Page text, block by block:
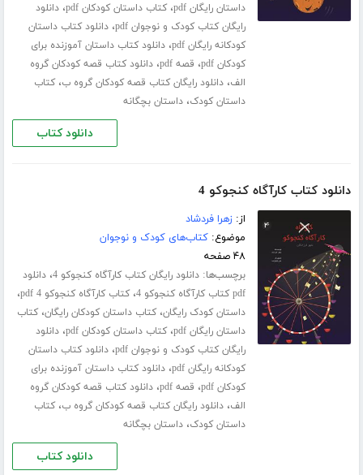
داستان رایگان pdf
،کتاب داستان کودکان pdf ،دانلود
رایگان کتاب کودک و نوجوان pdf
،دانلود کتاب داستان
کودکانه رایگان pdf
،دانلود کتاب داستان آموزنده برای
کودکان pdf
، قصه pdf ،دانلود کتاب قصه کودکان گروه
الف،دانلود رایگان کتاب قصه کودکان گروه ب،کتاب
داستان کودک،داستان بچگانه
دانلود کتاب
دانلود کتاب کارآگاه کنجوکو 4
از:زهرا فردشاد
موضوع:کتاب‌های کودک و نوجوان
۴۸ صفحه
برچسب‌ها:دانلود رایگان کتاب کارآگاه کنجوکو 4 ،دانلود
pdf کتاب کارآگاه کنجوکو 4
،کتاب کارآگاه کنجوکو 4 pdf ،
داستان کودک رایگان،کتاب داستان کودکان رایگان،کتاب
داستان رایگان pdf
،کتاب داستان کودکان pdf ،دانلود
رایگان کتاب کودک و نوجوان pdf
،دانلود کتاب داستان
کودکانه رایگان pdf
،دانلود کتاب داستان آموزنده برای
کودکان pdf
، قصه pdf ،دانلود کتاب قصه کودکان گروه
الف،دانلود رایگان کتاب قصه کودکان گروه ب،کتاب
داستان کودک،داستان بچگانه
دانلود کتاب